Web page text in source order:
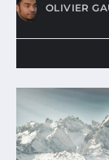
OLIVIER